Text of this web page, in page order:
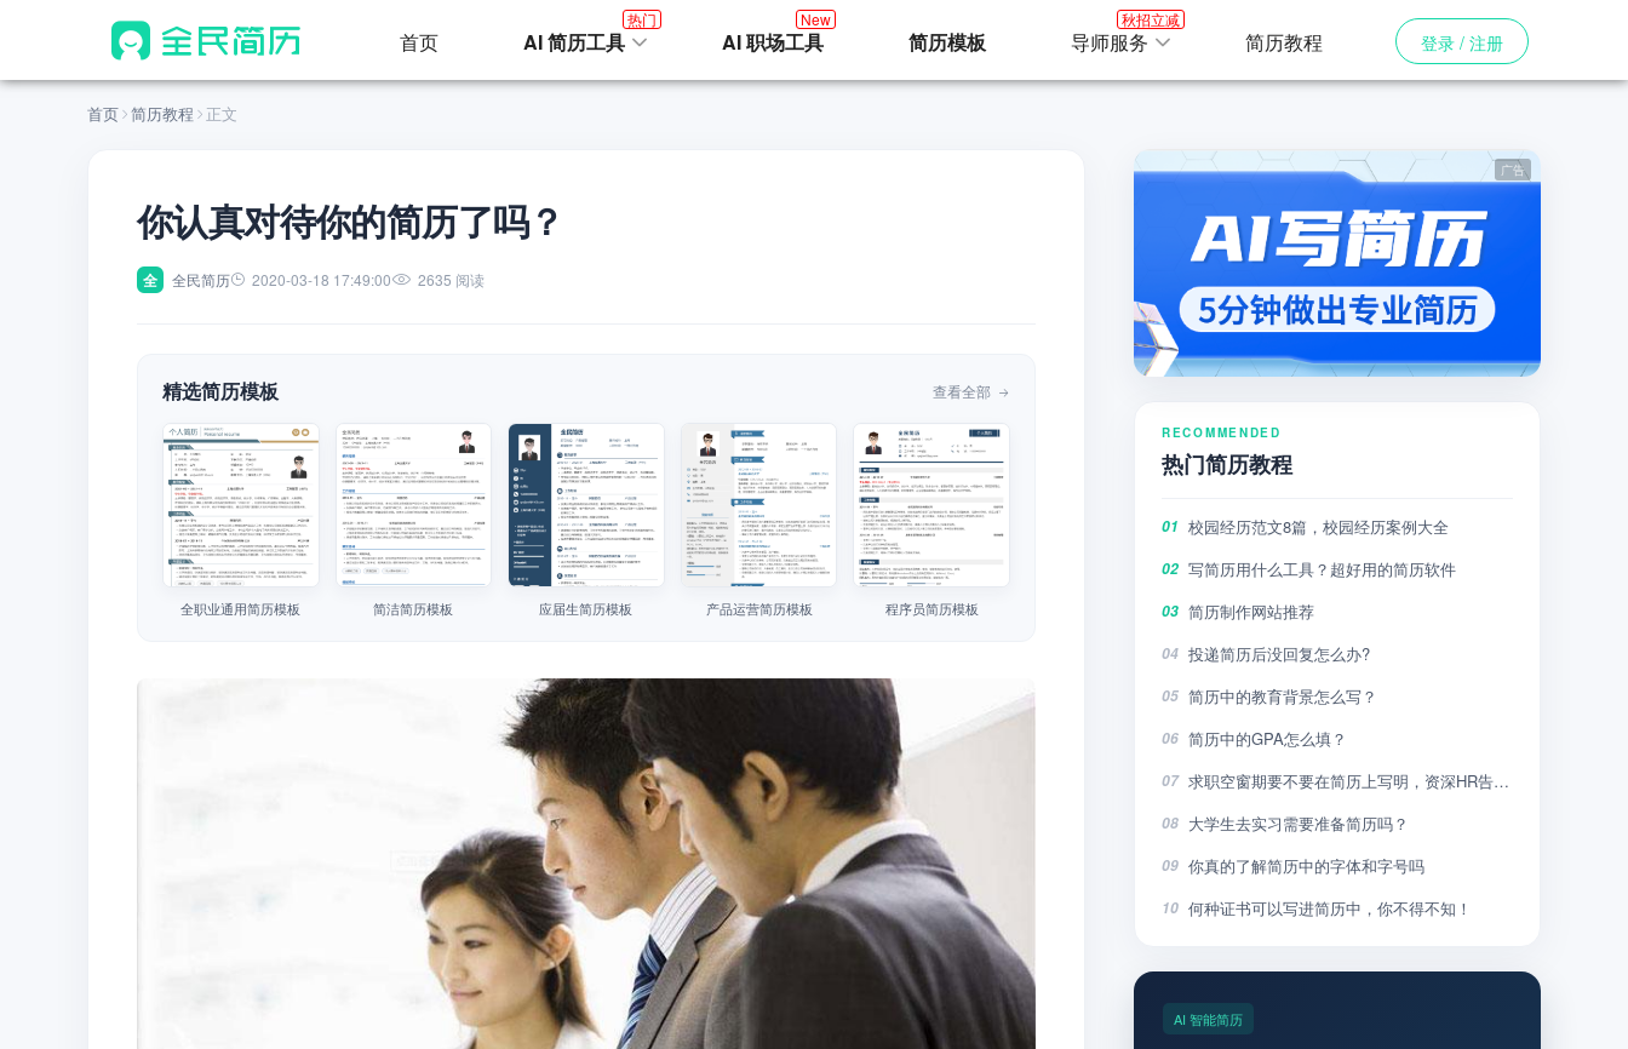
首页 AI 简历工具
热门
AI 职场工具
New
简历模板 导师服务
秋招立减
简历教程 登录 / 注册
首页 简历教程 正文
你认真对待你的简历了吗？
全 全民简历 2020-03-18 17:49:00 2635 阅读
精选简历模板 查看全部
全职业通用简历模板 简洁简历模板 应届生简历模板 产品运营简历模板 程序员简历模板
RECOMMENDED
热门简历教程
01 校园经历范文8篇，校园经历案例大全
02 写简历用什么工具？超好用的简历软件
03 简历制作网站推荐
04 投递简历后没回复怎么办?
05 简历中的教育背景怎么写？
06 简历中的GPA怎么填？
07 求职空窗期要不要在简历上写明，资深HR告诉你
08 大学生去实习需要准备简历吗？
09 你真的了解简历中的字体和字号吗
10 何种证书可以写进简历中，你不得不知！
AI 智能简历